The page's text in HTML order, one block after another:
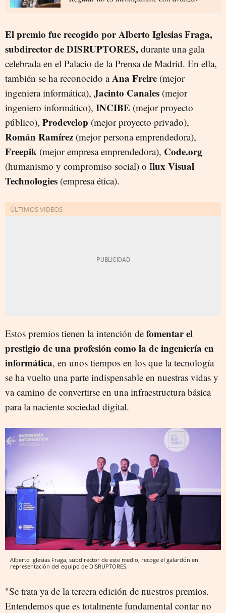
El premio fue recogido por Alberto Iglesias Fraga,
subdirector de DISRUPTORES, durante una gala
celebrada en el Palacio de la Prensa de Madrid. En ella,
también se ha reconocido aAna Freire (mejor
ingeniera informática), Jacinto Canales (mejor
ingeniero informático), INCIBE (mejor proyecto
público), Prodevelop (mejor proyecto privado),
Román Ramírez (mejor persona emprendedora),
Freepik (mejor empresa emprendedora), Code.org
(humanismo y compromiso social) o Ilux Visual
Technologies (empresa ética).
Estos premios tienen la intención de fomentar el
prestigio de una profesión como la de ingeniería en
informática, en unos tiempos en los que la tecnología
se ha vuelto una parte indispensable en nuestras vidas y
va camino de convertirse en una infraestructura básica
para la naciente sociedad digital.
Alberto Iglesias Fraga, subdirector de este medio, recoge el galardón en
representación del equipo de DISRUPTORES.
"Se trata ya de la tercera edición de nuestros premios.
Entendemos que es totalmente fundamental contar no